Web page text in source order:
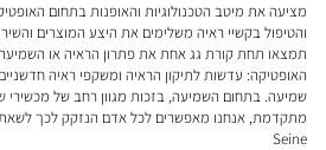
מציעה את מיטב הטכנולוגיות והאופנות בתחום
והטיפול בקשיי ראיה משלימים את היצע המוצרים
תמצאו תחת קורת גג אחת את פתרון הראיה או
האופטיקה: עדשות לתיקון הראיה ומשקפי ראיה
שמיעה. בתחום השמיעה, בזכות מגוון רחב של מכשירי
Seine